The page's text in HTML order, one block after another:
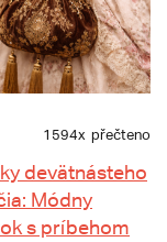
1594x přečteno
devätnásteho
Módny
s príbehom